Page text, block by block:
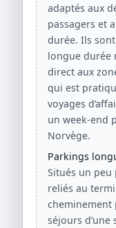
adaptés aux
passagers et
durée. Ils
longue durée
direct aux
qui est
voyages
un week-end
Norvège.
Parkings
Situés un
reliés au
cheminement
séjours d’une